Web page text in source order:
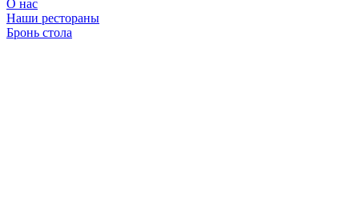
О нас
Наши рестораны
Бронь стола